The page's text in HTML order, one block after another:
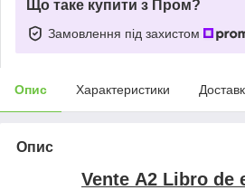
Що таке купити з Пром?
Замовлення під захистом
Опис Характеристики
Опис
Vente А2 Libro de